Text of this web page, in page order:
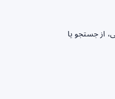
از جستجو یا